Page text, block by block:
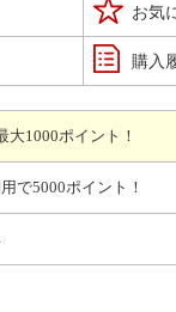
お気
購入
大1000ポイント！
で5000ポイント！